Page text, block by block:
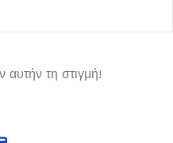
αυτήν τη στιγμή!